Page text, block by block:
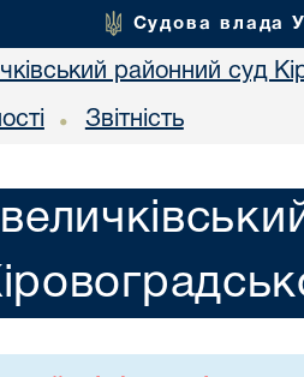
Судова влада
районний суд
• Звітність